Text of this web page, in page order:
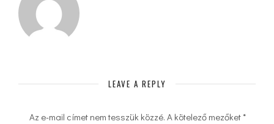
LEAVE A REPLY
Az e-mail címet nem tesszük közzé. A kötelező mezőket*